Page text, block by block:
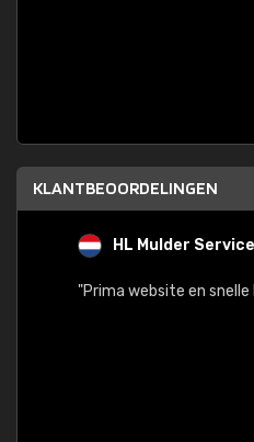
KLANTBEOORDELINGEN
HL Mulder
"Prima website en